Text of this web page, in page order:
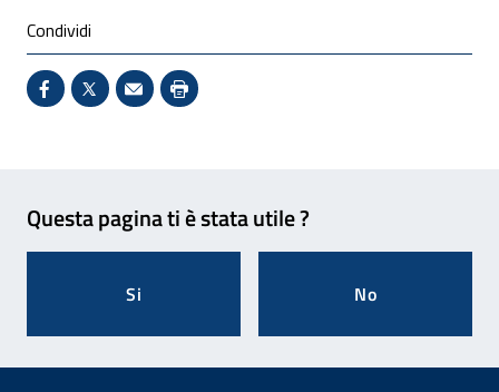
Condividi
Condividi su Facebook - Sito esterno - Apertura in
X - Sito esterno - Apertura in nuova finestra
Invio Mail: apre il programma di posta
Stampa pagina: scelta meno
Questa pagina ti è stata utile ?
Si No